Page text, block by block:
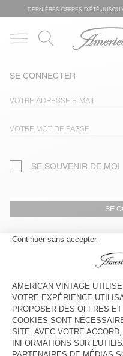
DERNIÈRES OFFRES D'ÉTÊ
SE CONNECTER
SE SOUVENIR DE MOI
SE
SUIVRE MA COMMANDE /
VEUILLEZ REMPLIR LES
VOTRE COMMANDE :